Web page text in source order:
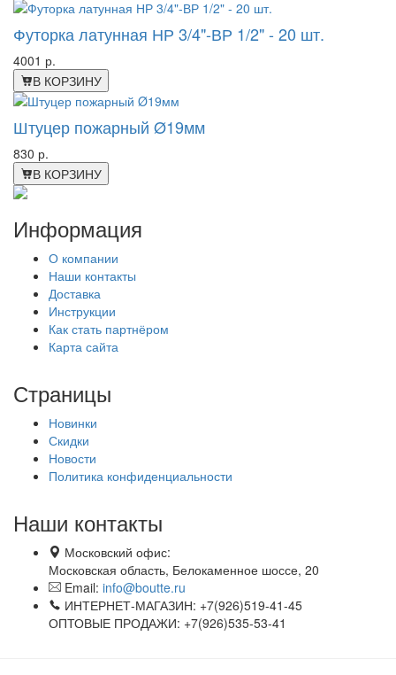
Футорка латунная НР 3/4"-ВР 1/2" - 20 шт.
4001 р.
В КОРЗИНУ
Штуцер пожарный Ø19мм
830 р.
В КОРЗИНУ
Информация
О компании
Наши контакты
Доставка
Инструкции
Как стать партнёром
Карта сайта
Страницы
Новинки
Скидки
Новости
Политика конфиденциальности
Наши контакты
Московский офис:
Московская область, Белокаменное шоссе, 20
Email: info@boutte.ru
ИНТЕРНЕТ-МАГАЗИН: +7(926)519-41-45
ОПТОВЫЕ ПРОДАЖИ: +7(926)535-53-41